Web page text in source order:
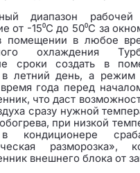
диапазон
от -15⁰С до 50⁰С за
помещении в любое
охлаждения
сроки создать в
в летний день, а режим
года перед
что даст
сразу нужной
при низкой
кондиционере
разморозка»,
внешнего блока от